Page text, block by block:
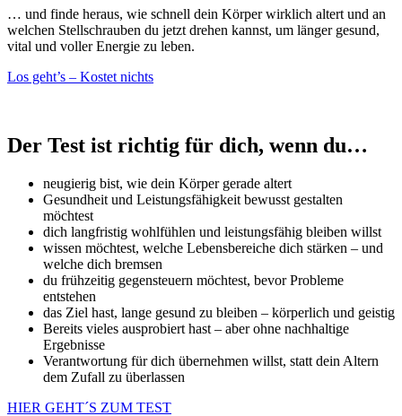
… und finde heraus, wie schnell dein Körper wirklich altert und an
welchen Stellschrauben du jetzt drehen kannst, um länger gesund,
vital und voller Energie zu leben.
Los geht’s – Kostet nichts
Der Test ist richtig für dich, wenn du…
neugierig bist, wie dein Körper gerade altert
Gesundheit und Leistungsfähigkeit bewusst gestalten
möchtest
dich langfristig wohlfühlen und leistungsfähig bleiben willst
wissen möchtest, welche Lebensbereiche dich stärken – und
welche dich bremsen
du frühzeitig gegensteuern möchtest, bevor Probleme
entstehen
das Ziel hast, lange gesund zu bleiben – körperlich und geistig
Bereits vieles ausprobiert hast – aber ohne nachhaltige
Ergebnisse
Verantwortung für dich übernehmen willst, statt dein Altern
dem Zufall zu überlassen
HIER GEHT´S ZUM TEST